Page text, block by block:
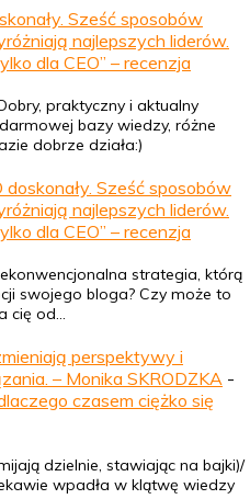
Sześć sposobów
najlepszych liderów.
dla CEO” – recenzja
praktyczny i aktualny
bazy wiedzy, różne
dobrze działa:)
doskonały. Sześć sposobów
najlepszych liderów.
dla CEO” – recenzja
strategia, którą
swojego bloga? Czy może to
cię od…
perspektywy i
– Monika SKRODZKA -
czasem ciężko się
dzielnie, stawiając na bajki)/
wpadła w klątwę wiedzy